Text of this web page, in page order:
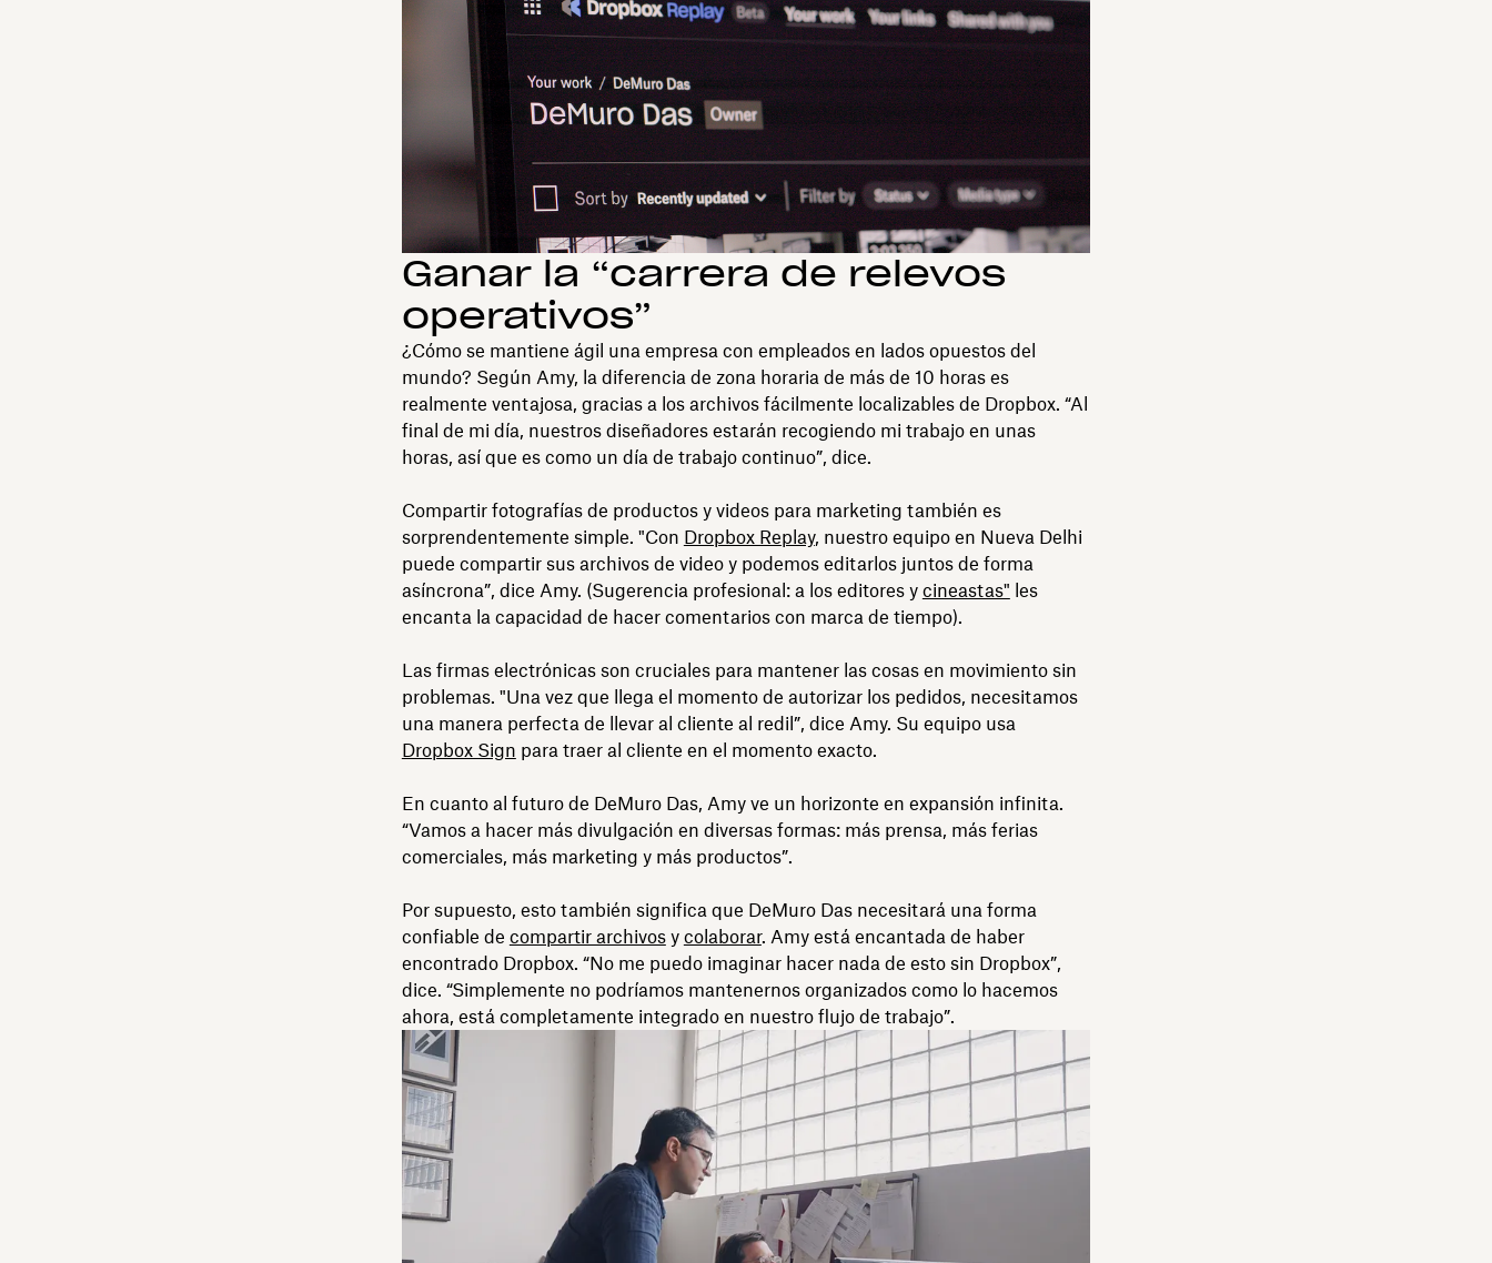
Ganar la “carrera de relevos
operativos”
¿Cómo se mantiene ágil una empresa con empleados en lados opuestos del
mundo? Según Amy, la diferencia de zona horaria de más de 10 horas es
realmente ventajosa, gracias a los archivos fácilmente localizables de Dropbox. “Al
final de mi día, nuestros diseñadores estarán recogiendo mi trabajo en unas
horas, así que es como un día de trabajo continuo”, dice.
Compartir fotografías de productos y videos para marketing también es
sorprendentemente simple. "Con Dropbox Replay, nuestro equipo en Nueva Delhi
puede compartir sus archivos de video y podemos editarlos juntos de forma
asíncrona”, dice Amy. (Sugerencia profesional: a los editores y cineastas" les
encanta la capacidad de hacer comentarios con marca de tiempo).
Las firmas electrónicas son cruciales para mantener las cosas en movimiento sin
problemas. "Una vez que llega el momento de autorizar los pedidos, necesitamos
una manera perfecta de llevar al cliente al redil”, dice Amy. Su equipo usa
Dropbox Sign para traer al cliente en el momento exacto.
En cuanto al futuro de DeMuro Das, Amy ve un horizonte en expansión infinita.
“Vamos a hacer más divulgación en diversas formas: más prensa, más ferias
comerciales, más marketing y más productos”.
Por supuesto, esto también significa que DeMuro Das necesitará una forma
confiable de compartir archivosy colaborar. Amy está encantada de haber
encontrado Dropbox. “No me puedo imaginar hacer nada de esto sin Dropbox”,
dice. “Simplemente no podríamos mantenernos organizados como lo hacemos
ahora, está completamente integrado en nuestro flujo de trabajo”.